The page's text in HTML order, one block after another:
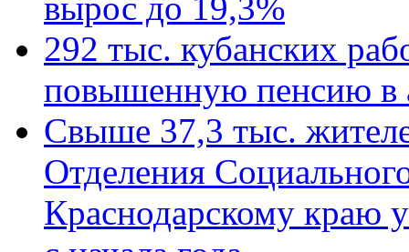
вырос до 19,3%
292 тыс. кубанских
повышенную пенсию в
Свыше 37,3 тыс.
Отделения
Краснодарскому краю